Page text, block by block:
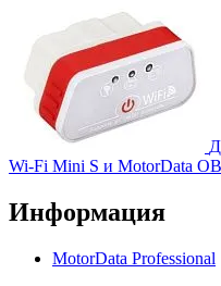
Wi-Fi Mini S и MotorData
Информация
MotorData Professional